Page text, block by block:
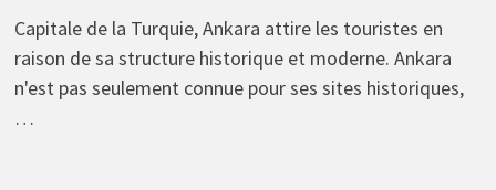
Capitale de la Turquie, Ankara attire les touristes en
raison de sa structure historique et moderne. Ankara
n'est pas seulement connue pour ses sites historiques,
…